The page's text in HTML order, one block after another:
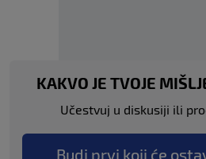
KAKVO JE TVOJE
Učestvuj u diskusiji ili
Budi prvi koji će